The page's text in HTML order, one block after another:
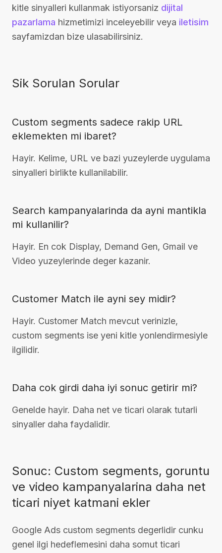
kitle sinyalleri kullanmak istiyorsaniz dijital
pazarlama hizmetimizi inceleyebilir veya iletisim
sayfamizdan bize ulasabilirsiniz.
Sik Sorulan Sorular
Custom segments sadece rakip URL
eklemekten mi ibaret?
Hayir. Kelime, URL ve bazi yuzeylerde uygulama
sinyalleri birlikte kullanilabilir.
Search kampanyalarinda da ayni mantikla
mi kullanilir?
Hayir. En cok Display, Demand Gen, Gmail ve
Video yuzeylerinde deger kazanir.
Customer Match ile ayni sey midir?
Hayir. Customer Match mevcut verinizle,
custom segments ise yeni kitle yonlendirmesiyle
ilgilidir.
Daha cok girdi daha iyi sonuc getirir mi?
Genelde hayir. Daha net ve ticari olarak tutarli
sinyaller daha faydalidir.
Sonuc: Custom segments, goruntu
ve video kampanyalarina daha net
ticari niyet katmani ekler
Google Ads custom segments degerlidir cunku
genel ilgi hedeflemesini daha somut ticari